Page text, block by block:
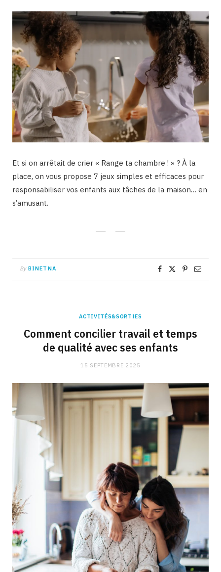
Et si on arrêtait de crier « Range ta chambre ! » ? À la
place, on vous propose 7 jeux simples et efficaces pour
responsabiliser vos enfants aux tâches de la maison… en
s’amusant.
By BINETNA
ACTIVITÉS&SORTIES
Comment concilier travail et temps
de qualité avec ses enfants
15 SEPTEMBRE 2025